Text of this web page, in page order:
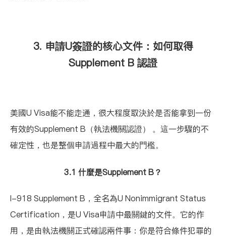
3. 申請U簽證的核心文件：如何取得
Supplement B 認證
美國U Visa能不能走通，很大程度取決於是否能拿到一份
有效的Supplement B（執法機關認證） 。這一步驟的不
確定性，也是整個申請過程中最大的門檻。
3.1 什麼是Supplement B？
I-918 Supplement B ，全名為U Nonimmigrant Status
Certification，是U Visa申請中最關鍵的文件。它的作
用，是由執法機關正式確認兩件事：你是符合條件犯罪的